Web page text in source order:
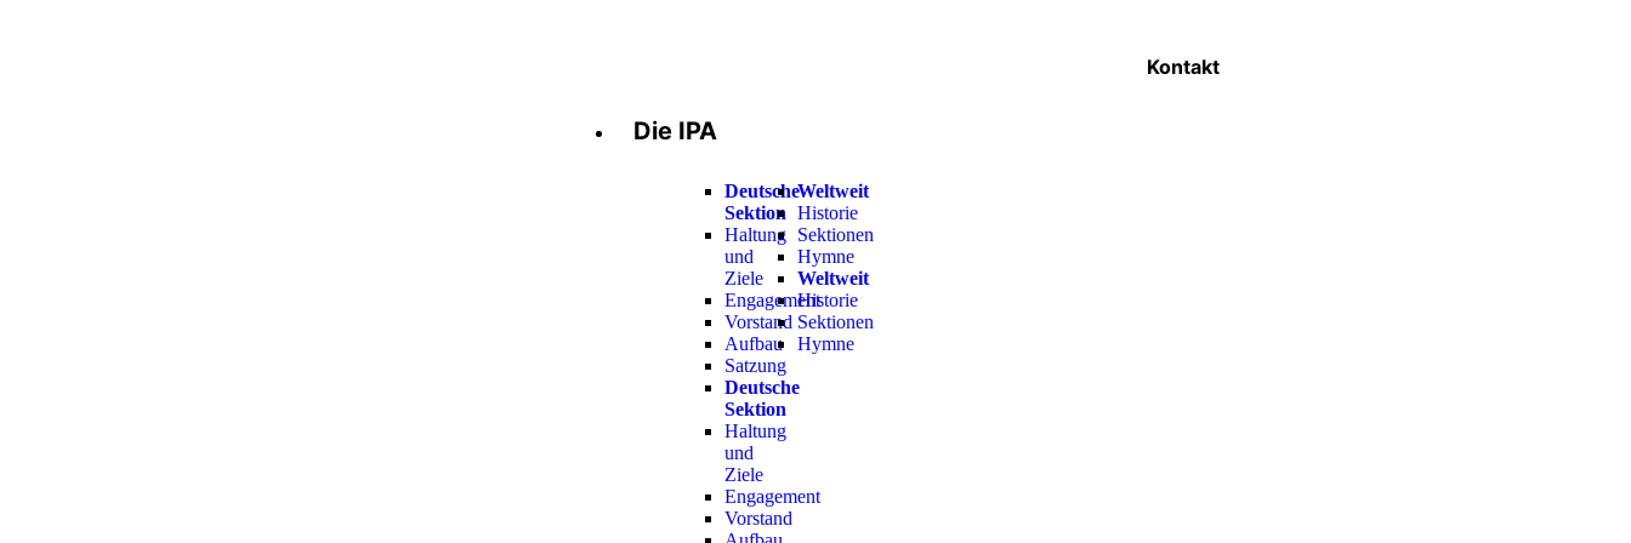
Kontakt
Die IPA
Deutsche
Sektion
Haltung
und
Ziele
Engagement
Vorstand
Aufbau
Satzung
Deutsche
Sektion
Haltung
und
Ziele
Engagement
Vorstand
Weltweit
Historie
Sektionen
Hymne
Weltweit
Historie
Sektionen
Hymne